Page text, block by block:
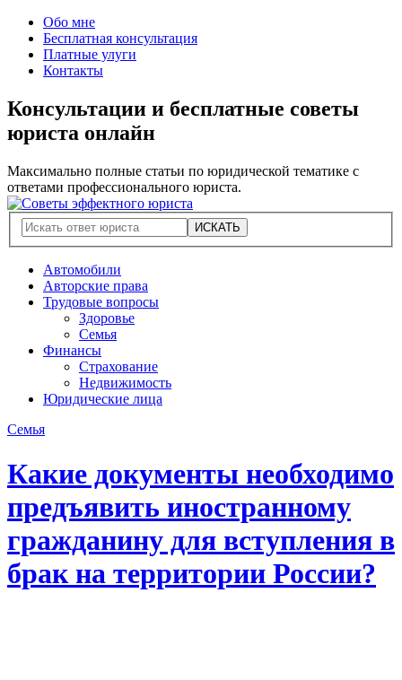
Обо мне
Бесплатная консультация
Платные улуги
Контакты
Консультации и бесплатные советы
юриста онлайн
Максимально полные статьи по юридической тематике с
ответами профессионального юриста.
Автомобили
Авторские права
Трудовые вопросы
Здоровье
Семья
Финансы
Страхование
Недвижимость
Юридические лица
Семья
Какие документы необходимо
предъявить иностранному
гражданину для вступления в
брак на территории России?